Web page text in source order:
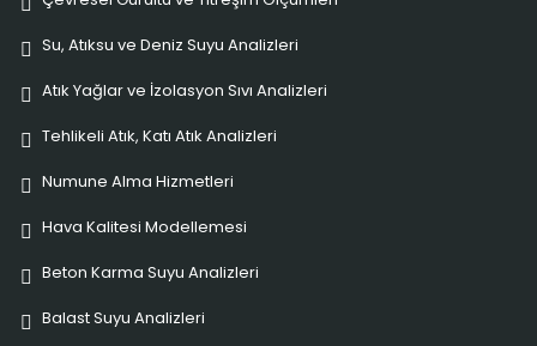
Su, Atıksu ve Deniz Suyu Analizleri
Atık Yağlar ve İzolasyon Sıvı Analizleri
Tehlikeli Atık, Katı Atık Analizleri
Numune Alma Hizmetleri
Hava Kalitesi Modellemesi
Beton Karma Suyu Analizleri
Balast Suyu Analizleri